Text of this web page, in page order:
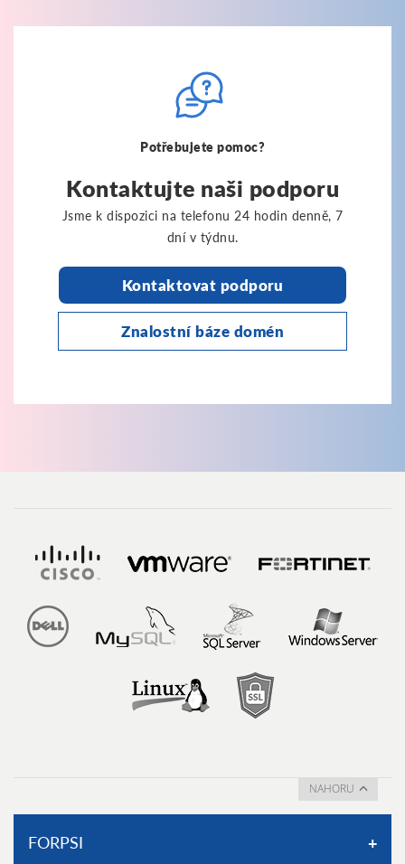
Potřebujete pomoc?
Kontaktujte naši podporu
Jsme k dispozici na telefonu 24 hodin denně, 7
dní v týdnu.
Kontaktovat podporu
Znalostní báze domén
NAHORU
FORPSI